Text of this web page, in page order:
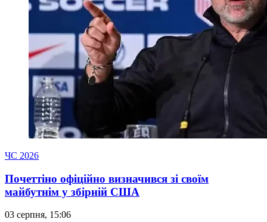
ЧС 2026
Почеттіно офіційно визначився зі своїм
майбутнім у збірній США
03 серпня, 15:06